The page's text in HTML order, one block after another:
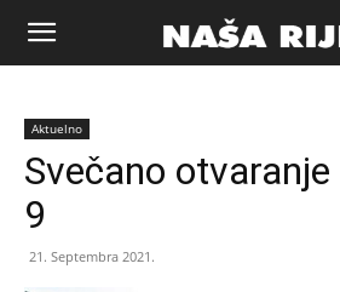
Naša
riječ
Aktuelno
Svečano
9
21. Septembra 2021.